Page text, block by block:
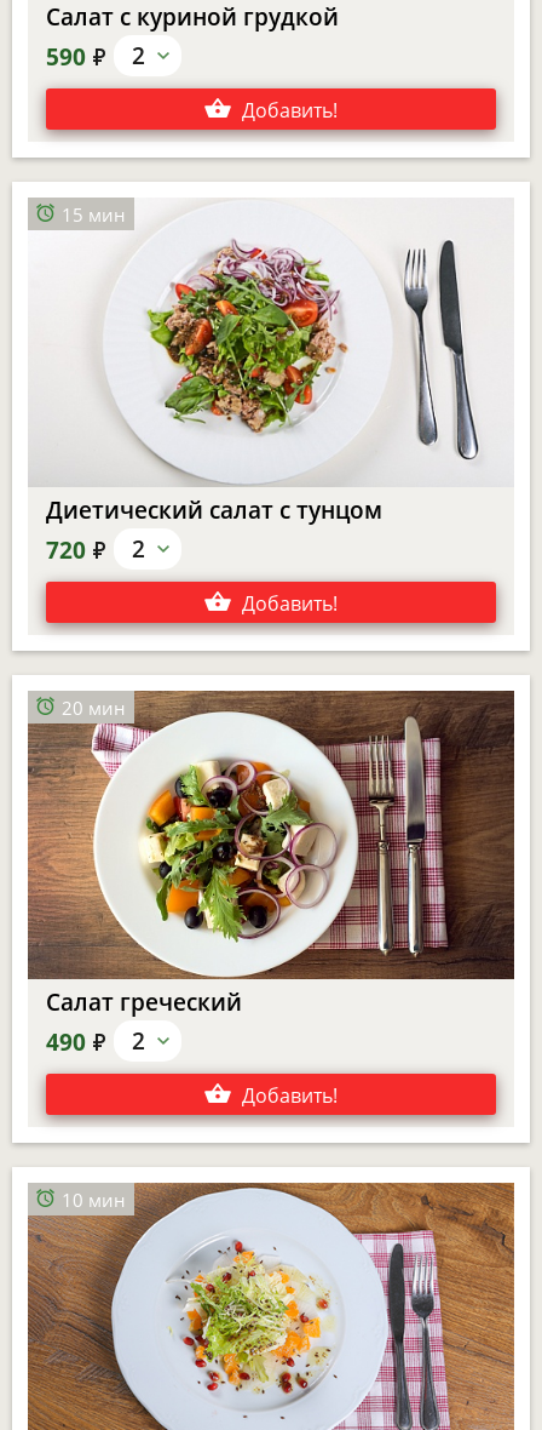
Салат с куриной грудкой
590 е 2
Добавить!
15 мин
Диетический салат с тунцом
720 е 2
Добавить!
20 мин
Салат греческий
490 е 2
Добавить!
10 мин